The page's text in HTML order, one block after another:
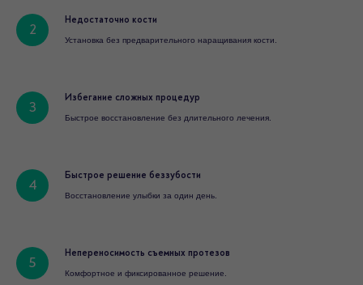
Недостаточно кости
Установка без предварительного наращивания кости.
Избегание сложных процедур
Быстрое восстановление без длительного лечения.
Быстрое решение беззубости
Восстановление улыбки за один день.
Непереносимость съемных протезов
Комфортное и фиксированное решение.